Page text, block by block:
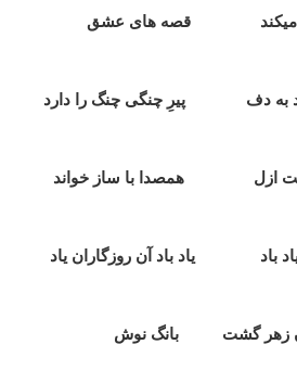
ميکند قصه های عشق
به دف پيرِ چنگی چنگ را دارد
ازل همصدا با ساز خواند
باد ياد باد آن روزگاران ياد
زهر گشت بانگ نوش